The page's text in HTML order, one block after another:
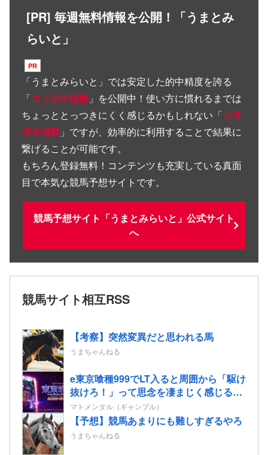
[PR] 毎週無料情報を公開！「うまとみ
らいと」
「うまとみらいと 」では安定した的中精度を誇る
「コラボ＠指数 」を公開中！使い方に慣れるまでは
ちょっととっつきにくく感じるかもしれない「コラ
ボ＠指数 」ですが、効率的に利用することで結果に
繋げることが可能です。
もちろん登録無料！コンテンツも充実している真面
目で本気な競馬予想サイトです。
競馬予想サイト「うまとみらいと」公式サイト
へ
競馬サイト相互RSS
【考察】突然変異だと思われる馬
うまちゃんねる
e東京喰種999でLT入ると周囲から「駆け
抜けろ！」って思念を凄まじく感じる…
マトメンタル（ギャンブル）
【予想】競馬あまりにも難しすぎるやろ
うまちゃんねる